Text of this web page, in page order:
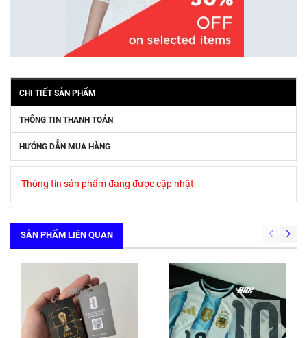
CHI TIẾT SẢN PHẨM
THÔNG TIN THANH TOÁN
HƯỚNG DẪN MUA HÀNG
Thông tin sản phẩm đang được cập nhật
SẢN PHẨM LIÊN QUAN